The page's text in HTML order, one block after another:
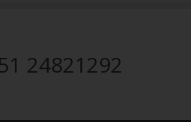
24821292